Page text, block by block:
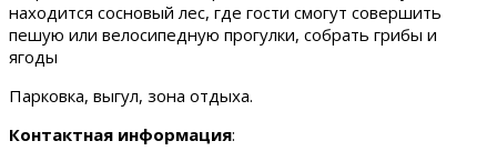
находится сосновый лес, где гости смогут совершить
пешую или велосипедную прогулки, собрать грибы и
ягоды
Парковка, выгул, зона отдыха.
Контактная информация: